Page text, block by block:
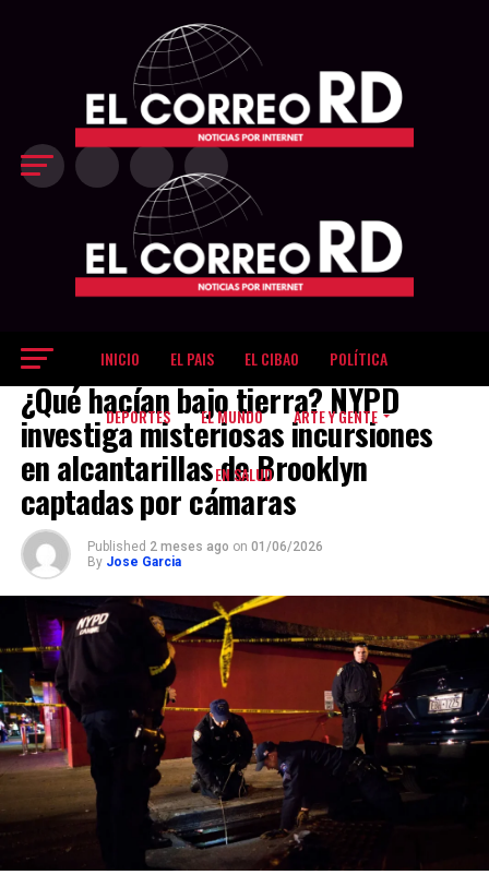
INICIO EL PAIS EL CIBAO POLÍTICA
DEPORTES EL MUNDO ARTE Y GENTE
EN SALUD
NEW YORK
¿Qué hacían bajo tierra? NYPD
investiga misteriosas incursiones
en alcantarillas de Brooklyn
captadas por cámaras
Published 2 meses ago on 01/06/2026
By Jose Garcia
Exit mobile version